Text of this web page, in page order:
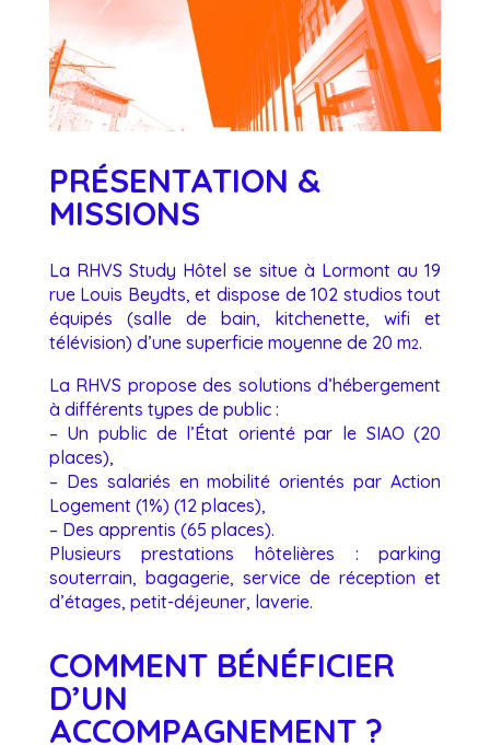
PRÉSENTATION &
MISSIONS
La RHVS Study Hôtel se situe à Lormont au 19
rue Louis Beydts, et dispose de 102 studios tout
équipés (salle de bain, kitchenette, wifi et
télévision) d’une superficie moyenne de 20 m2.
La RHVS propose des solutions d’hébergement
à différents types de public :
– Un public de l’État orienté par le SIAO (20
places),
– Des salariés en mobilité orientés par Action
Logement (1%) (12 places),
– Des apprentis (65 places).
Plusieurs prestations hôtelières : parking
souterrain, bagagerie, service de réception et
d’étages, petit-déjeuner, laverie.
COMMENT BÉNÉFICIER
D’UN
ACCOMPAGNEMENT ?